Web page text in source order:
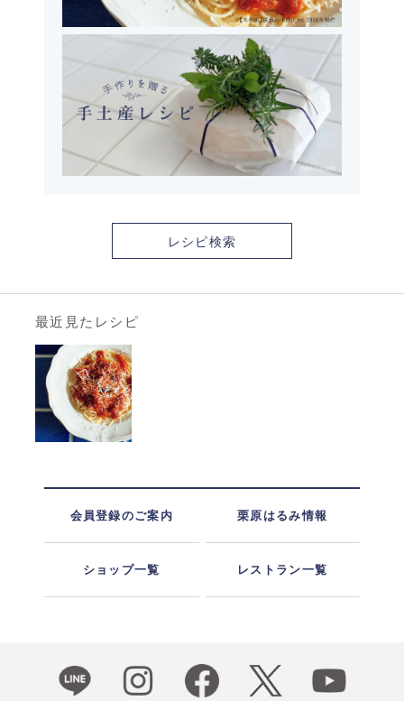
レシピ検索
最近見たレシピ
会員登録のご案内 栗原はるみ情報
ショップ一覧 レストラン一覧